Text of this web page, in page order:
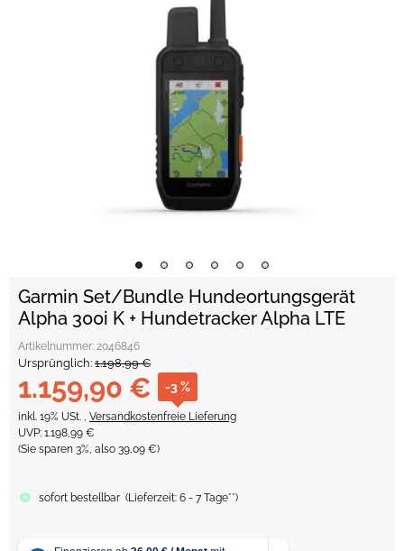
Garmin Set/Bundle Hundeortungsgerät
Alpha 300i K + Hundetracker Alpha LTE
Artikelnummer: 2046846
Ursprünglich: 1.198,99 €
1.159,90 € -3 %
inkl. 19% USt. , Versandkostenfreie Lieferung
UVP: 1.198,99 €
(Sie sparen 3%, also 39,09 €)
sofort bestellbar (Lieferzeit: 6 - 7 Tage**)